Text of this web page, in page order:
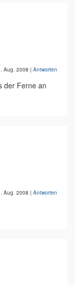
Aug. 2008 | Antworten
der Ferne an
Aug. 2008 | Antworten